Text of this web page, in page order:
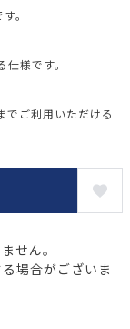
。
様です。
ご利用いただける
せん。
場合がございま